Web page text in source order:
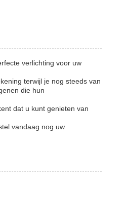
verlichting voor uw
terwijl je nog steeds van
die hun
dat u kunt genieten van
vandaag nog uw